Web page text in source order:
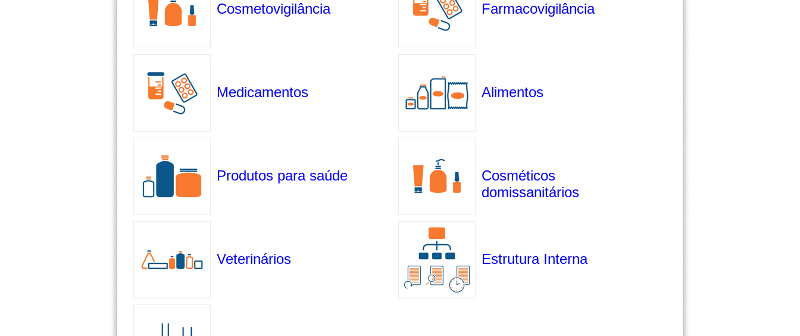
Cosmetovigilância Farmacovigilância
Medicamentos Alimentos
Produtos para saúde
Cosméticos
domissanitários
Veterinários Estrutura Interna